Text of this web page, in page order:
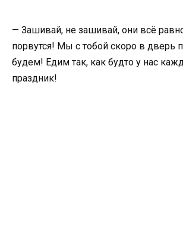
— Зашивай, не зашивай, они всё
порвутся! Мы с тобой скоро в дверь
будем! Едим так, как будто у нас
праздник!